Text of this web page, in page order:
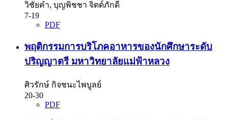
วิชัยคำ, บุญพิชชา จิตต์ภักดี
7-19
PDF
พฤติกรรมการบริโภคอาหารของนักศึกษาระดับ
ปริญญาตรี มหาวิทยาลัยแม่ฟ้าหลวง
ศิวรักษ์ กิจชนะไพบูลย์
20-30
PDF